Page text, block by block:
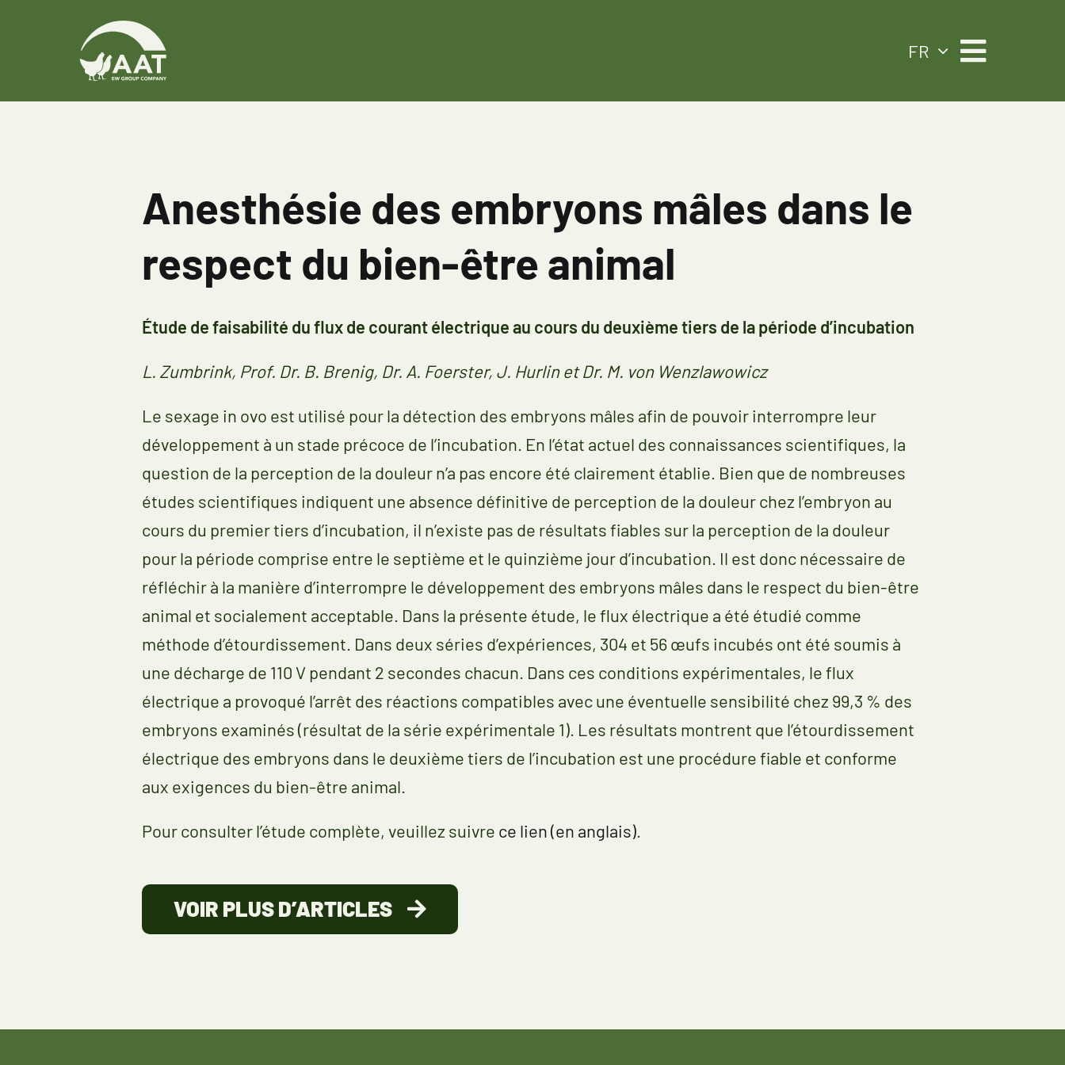
FR
Anesthésie des embryons mâles dans le
respect du bien-être animal
Étude de faisabilité du flux de courant électrique au cours du deuxième tiers de la période d’incubation
L. Zumbrink, Prof. Dr. B. Brenig, Dr. A. Foerster, J. Hurlin et Dr. M. von Wenzlawowicz
Le sexage in ovo est utilisé pour la détection des embryons mâles afin de pouvoir interrompre leur
développement à un stade précoce de l’incubation. En l’état actuel des connaissances scientifiques, la
question de la perception de la douleur n’a pas encore été clairement établie. Bien que de nombreuses
études scientifiques indiquent une absence définitive de perception de la douleur chez l’embryon au
cours du premier tiers d’incubation, il n’existe pas de résultats fiables sur la perception de la douleur
pour la période comprise entre le septième et le quinzième jour d’incubation. Il est donc nécessaire de
réfléchir à la manière d’interrompre le développement des embryons mâles dans le respect du bien-être
animal et socialement acceptable. Dans la présente étude, le flux électrique a été étudié comme
méthode d’étourdissement. Dans deux séries d’expériences, 304 et 56 œufs incubés ont été soumis à
une décharge de 110 V pendant 2 secondes chacun. Dans ces conditions expérimentales, le flux
électrique a provoqué l’arrêt des réactions compatibles avec une éventuelle sensibilité chez 99,3 % des
embryons examinés (résultat de la série expérimentale 1). Les résultats montrent que l’étourdissement
électrique des embryons dans le deuxième tiers de l’incubation est une procédure fiable et conforme
aux exigences du bien-être animal.
Pour consulter l’étude complète, veuillez suivre ce lien (en anglais)
VOIR PLUS D’ARTICLES